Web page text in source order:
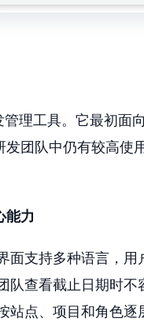
理工具。它最初面
团队中仍有较高使
能力
面支持多种语言，
查看截止日期时不
站点、项目和角色